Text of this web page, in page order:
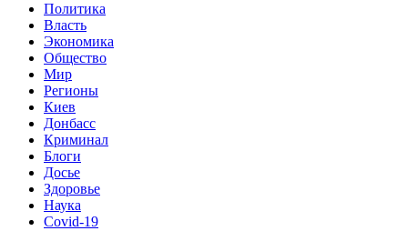
Политика
Власть
Экономика
Общество
Мир
Регионы
Киев
Донбасс
Криминал
Блоги
Досье
Здоровье
Наука
Covid-19